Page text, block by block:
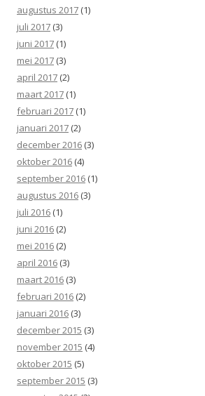
augustus 2017 (1)
juli 2017 (3)
juni 2017 (1)
mei 2017 (3)
april 2017 (2)
maart 2017 (1)
februari 2017 (1)
januari 2017 (2)
december 2016 (3)
oktober 2016 (4)
september 2016 (1)
augustus 2016 (3)
juli 2016 (1)
juni 2016 (2)
mei 2016 (2)
april 2016 (3)
maart 2016 (3)
februari 2016 (2)
januari 2016 (3)
december 2015 (3)
november 2015 (4)
oktober 2015 (5)
september 2015 (3)